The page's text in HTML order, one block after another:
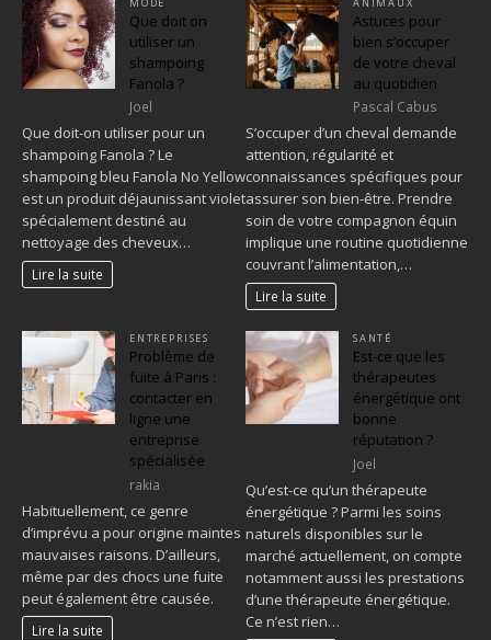
Que doit on
utiliser un
shampoing
Fanola ?
Joel
Que doit-on utiliser pour un
shampoing Fanola ? Le
shampoing bleu Fanola No Yellow
est un produit déjaunissant violet
spécialement destiné au
nettoyage des cheveux…
Lire la suite
Astuces pour
bien s’occuper
de votre cheval
au quotidien
Pascal Cabus
S’occuper d’un cheval demande
attention, régularité et
connaissances spécifiques pour
assurer son bien-être. Prendre
soin de votre compagnon équin
implique une routine quotidienne
couvrant l’alimentation,…
Lire la suite
ENTREPRISES
Problème de
fuite à Paris :
contacter en
ligne une
entreprise
spécialisée
rakia
Habituellement, ce genre
d’imprévu a pour origine maintes
mauvaises raisons. D’ailleurs,
même par des chocs une fuite
peut également être causée.
Lire la suite
SANTÉ
Est-ce que les
thérapeutes
énergétique ont
bonne
réputation ?
Joel
Qu’est-ce qu’un thérapeute
énergétique ? Parmi les soins
naturels disponibles sur le
marché actuellement, on compte
notamment aussi les prestations
d’une thérapeute énergétique.
Ce n’est rien…